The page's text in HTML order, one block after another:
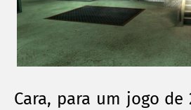
Cara, para um jogo de